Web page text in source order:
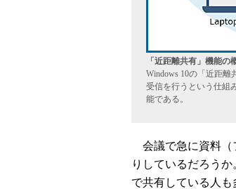
「近距離共有」機能の
Windows 10の「近距
受信を行うという仕組
能である。
会議で急に資料（
りしているだろう
で共有している人も